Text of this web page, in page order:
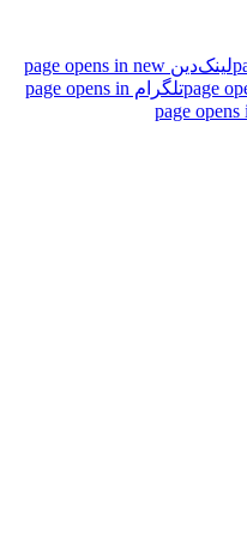
لینک‌دین page opens in new
تلگرام page opens in